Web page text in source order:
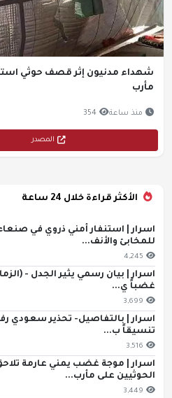
شهداء مدنيون إثر قصف حوثي
مأرب
منذ ساعة 354
المصدر
الأكثر قراءة خلال 24 ساعة
اسرار | استنفار أمني ذروي في
للمخابئ والأنف...
4,245
اسرار | بيان رسمي يثير الجدل -
غضباً ي...
3,699
اسرار | بالتفاصيل- تحذير سعودي
تنسيقاً ب...
3,516
اسرار | موجة غضب يمني عارمة
الحوثيين على مأرب...
3,449